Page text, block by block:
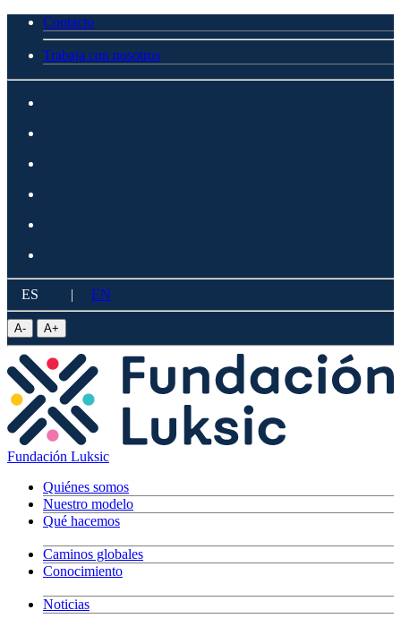
Contacto
Trabaja con nosotros
ES | EN
A- A+
Fundación Luksic
Quiénes somos
Nuestro modelo
Qué hacemos
Caminos globales
Conocimiento
Noticias